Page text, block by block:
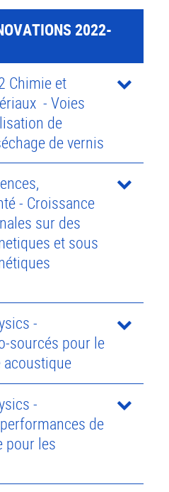
2022-
Chimie et
- Voies
de
de vernis
- Croissance
sur des
et sous
-
sourcés pour le
acoustique
-
de
pour les